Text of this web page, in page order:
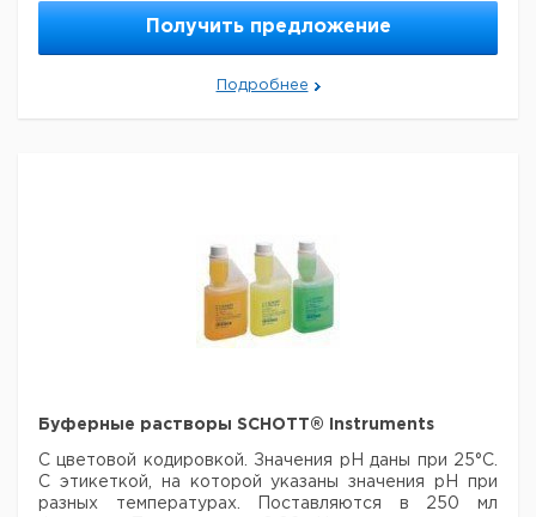
технические,
1 9041081
Получить предложение
Подробнее
Буферные растворы SCHOTT® Instruments
С цветовой кодировкой. Значения рН даны при 25°C.
С этикеткой, на которой указаны значения рН при
разных температурах. Поставляются в 250 мл